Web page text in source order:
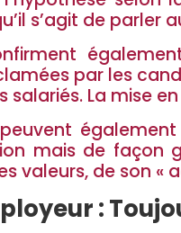
s’agit de
par les
La mise
mais de façon
valeurs, de son «
: